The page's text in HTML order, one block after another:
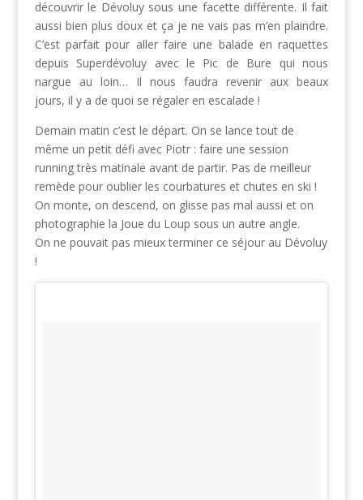
découvrir le Dévoluy sous une facette différente. Il fait
aussi bien plus doux et ça je ne vais pas m’en plaindre.
C’est parfait pour aller faire une balade en raquettes
depuis Superdévoluy avec le Pic de Bure qui nous
nargue au loin… Il nous faudra revenir aux beaux
jours, il y a de quoi se régaler en escalade !
Demain matin c’est le départ. On se lance tout de
même un petit défi avec Piotr : faire une session
running très matinale avant de partir. Pas de meilleur
remède pour oublier les courbatures et chutes en ski !
On monte, on descend, on glisse pas mal aussi et on
photographie la Joue du Loup sous un autre angle.
On ne pouvait pas mieux terminer ce séjour au Dévoluy
!